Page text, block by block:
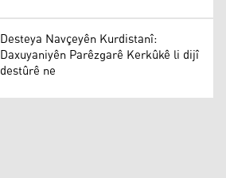
Desteya Navçeyên Kurdistanî:
Daxuyaniyên Parêzgarê Kerkûkê li dijî
destûrê ne